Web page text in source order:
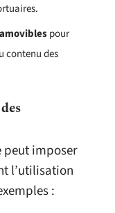
amoviblespour
contenu des
peut imposer
l’utilisation
: